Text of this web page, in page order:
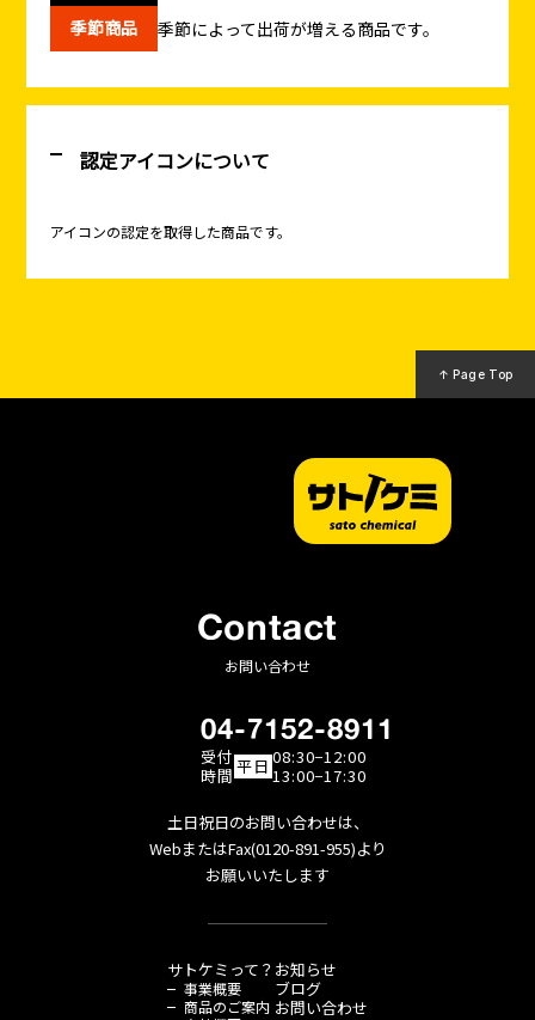
季節商品
季節によって出荷が増える商品です。
認定アイコンについて
アイコンの認定を取得した商品です。
↑ Page Top
Contact
お問い合わせ
04-7152-8911
受付
時間平日 08:30−12:00
13:00−17:30
土日祝日のお問い合わせは、
WebまたはFax(0120-891-955)より
お願いいたします
サトケミって？
事業概要
商品のご案内
お知らせ
ブログ
お問い合わせ